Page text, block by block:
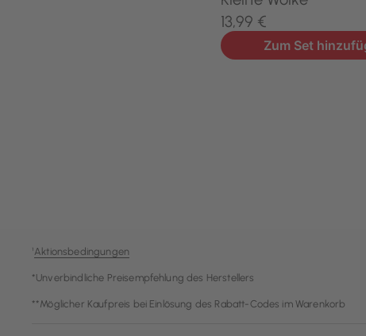
¹Aktionsbedingungen
*Unverbindliche Preisempfehlung des Herstellers
**Möglicher Kaufpreis bei Einlösung des Rabatt-Codes im Warenkorb